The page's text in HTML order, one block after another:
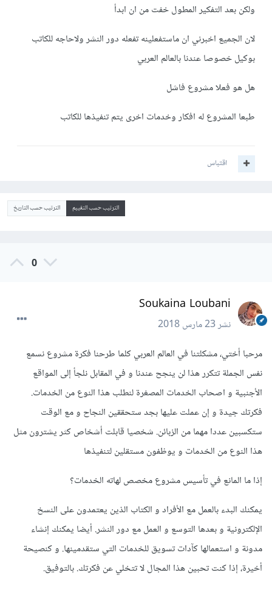
ولكن بعد التفكير المطول خفت من ان ابدأ
لان الجميع اخبرني ان ماستفعلينه تفعله دور النشر ولاحاجه للكاتب
بوكيل خصوصا عندنا بالعالم العربي
هل هو فعلا مشروع فاشل
طبعا المشروع له افكار وخدمات اخرى يتم تنفيذها للكاتب
اقتباس
الترتيب حسب التقييم الترتيب حسب التاريخ
0
Soukaina Loubani
نشر23 مارس 2018
مرحبا أختي، مشكلتنا في العالم العربي كلما طرحنا فكرة مشروع نسمع
نفس الجملة تتكرر هذا لن ينجح عندنا و في المقابل نلجأ إلى المواقع
الأجنبية و اصحاب الخدمات المصغرة لنطلب هذا النوع من الخدمات.
فكرتك جيدة و إن عملت عليها بجد ستحققين النجاح و مع الوقت
ستكسبين عددا مهما من الزبائن. شخصيا قابلت أشخاص كثر يشترون مثل
هذا النوع من الخدمات و يوظفون مستقلين لتنفيذها
إذا ما المانع في تأسيس مشروع مخصص لهاته الخدمات؟
يمكنك البدء بالعمل مع الأفراد و الكتاب الذين يعتمدون على النسخ
الإلكترونية و بعدها التوسع و العمل مع دور النشر. أيضا يمكنك إنشاء
مدونة و استعمالها كآدات تسويق للخدمات التي ستقدمينها. و كنصيحة
أخيرة، إذا كنت تحبين هذا المجال لا تتخلي عن فكرتك. بالتوفيق.